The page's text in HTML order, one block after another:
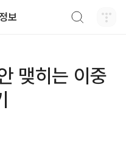
보
맺히는 이중